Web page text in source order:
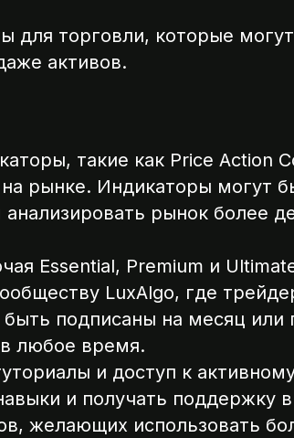
для торговли, которые
активов.
такие как Price Action
рынке. Индикаторы могут
рынок более
Essential, Premium и
LuxAlgo, где
подписаны на месяц или
любое время.
и доступ к
и получать поддержку
желающих использовать